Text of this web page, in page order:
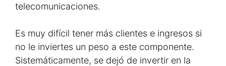
telecomunicaciones.
Es muy difícil tener más clientes e ingresos si
no le inviertes un peso a este componente.
Sistemáticamente, se dejó de invertir en la